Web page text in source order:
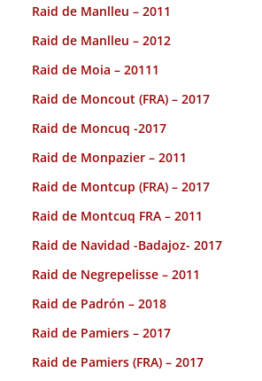
Raid de Manlleu – 2011
Raid de Manlleu – 2012
Raid de Moia – 20111
Raid de Moncout (FRA) – 2017
Raid de Moncuq -2017
Raid de Monpazier – 2011
Raid de Montcup (FRA) – 2017
Raid de Montcuq FRA – 2011
Raid de Navidad -Badajoz- 2017
Raid de Negrepelisse – 2011
Raid de Padrón – 2018
Raid de Pamiers – 2017
Raid de Pamiers (FRA) – 2017